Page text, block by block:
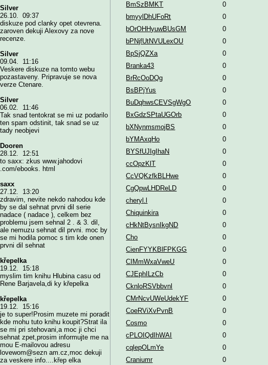
BmSzBMKT
0
bmyylDhUFoRt
0
bOrOHHyuwBUsGM
0
bPNjfUtNVULexOU
0
BpSjQZXa
0
Branka43
0
BrRcOoDQg
0
BsBPjYus
0
BuDqhwsCEVSgWgO
0
BxGdzSPtaUGOrb
0
bXNynmsmojBS
0
bYMAxqHo
0
BYSfUJIgIhaN
0
ccOpzKlT
0
CcVQKzfkBLHwe
0
CgQpwLHDReLD
0
cheryl.l
0
Chiquinkira
0
cHkNtBysnIkgND
0
Cho
0
CienFYYKBlFPKGG
0
CIMmWxaVweU
0
CJEphILzCb
0
CknloRSVbbvnl
0
CMrNcvUWeUdekYF
0
CoeRViXvPvnB
0
Cosmo
0
cPLOIQdIhWAI
0
cqlepOLmYe
0
Craniumr
0
Silver
26.10. 09:37
diskuze pod clanky opet otevrena.
zaroven dekuji Alexovy za nove
recenze.
Silver
09.04. 11:16
Veskere diskuze na tomto webu
pozastaveny. Pripravuje se nova
verze Ctenare.
Silver
06.02. 11:46
Tak snad tentokrat se mi uz podarilo
ten spam odstinit, tak snad se uz
tady neobjevi
Dooren
28.12. 12:51
to saxx: zkus www.jahodovi
.com/ebooks. html
saxx
27.12. 13:20
zdravim, nevite nekdo nahodou kde
by se dal sehnat prvni dil serie
nadace ( nadace ), celkem bez
problemu jsem sehnal 2 . & 3. dil,
ale nemuzu sehnat dil prvni. moc by
se mi hodila pomoc s tim kde onen
prvni dil sehnat
křepelka
19.12. 15:18
myslim tim knihu Hlubina casu od
Rene Barjavela,di ky křepelka
křepelka
19.12. 15:16
je to super!Prosim muzete mi poradit
kde mohu tuto knihu koupit?Strat ila
se mi pri stehovani,a moc ji chci
sehnat zpet,prosim informujte me na
mou E-mailovou adresu
lovewom@sezn am.cz,moc dekuji
za veskere info....křep elka